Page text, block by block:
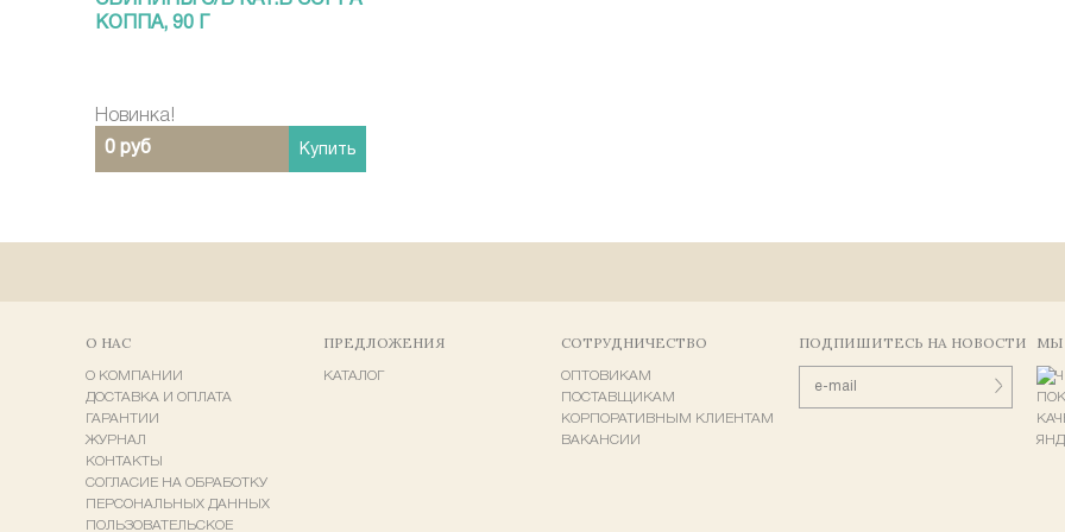
КОППА, 90 Г
Новинка!
0 руб
Купить
О НАС
О КОМПАНИИ
ДОСТАВКА И ОПЛАТА
ГАРАНТИИ
ЖУРНАЛ
КОНТАКТЫ
СОГЛАСИЕ НА ОБРАБОТКУ
ПЕРСОНАЛЬНЫХ ДАННЫХ
ПОЛЬЗОВАТЕЛЬСКОЕ
ПРЕДЛОЖЕНИЯ
КАТАЛОГ
СОТРУДНИЧЕСТВО
ОПТОВИКАМ
ПОСТАВЩИКАМ
КОРПОРАТИВНЫМ КЛИЕНТАМ
ВАКАНСИИ
ПОДПИШИТЕСЬ НА НОВОСТИ МЫ